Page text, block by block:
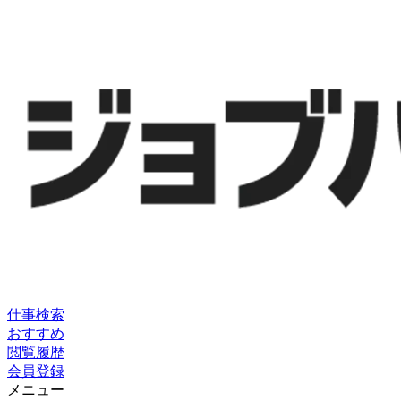
仕事検索
おすすめ
閲覧履歴
会員登録
メニュー